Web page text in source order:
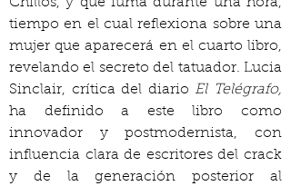
tiempo en el cual reflexiona sobre una
mujer que aparecerá en el cuarto libro,
revelando el secreto del tatuador. Lucia
Sinclair, crítica del diario El Telégrafo,
ha definido a este libro como
innovador y postmodernista, con
influencia clara de escritores del crack
y de la generación posterior al